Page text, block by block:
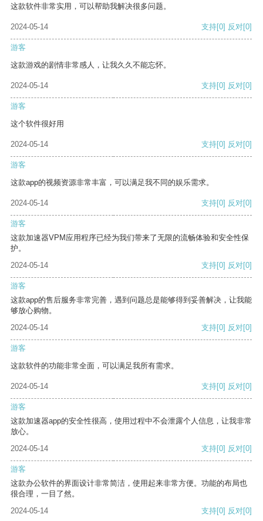
这款软件非常实用，可以帮助我解决很多问题。
2024-05-14 支持[0] 反对[0]
游客
这款游戏的剧情非常感人，让我久久不能忘怀。
2024-05-14 支持[0] 反对[0]
游客
这个软件很好用
2024-05-14 支持[0] 反对[0]
游客
这款app的视频资源非常丰富，可以满足我不同的娱乐需求。
2024-05-14 支持[0] 反对[0]
游客
这款加速器VPM应用程序已经为我们带来了无限的流畅体验和安全性保
护。
2024-05-14
支持[0] 反对[0]
游客
这款app的售后服务非常完善，遇到问题总是能够得到妥善解决，让我能
够放心购物。
2024-05-14
支持[0] 反对[0]
游客
这款软件的功能非常全面，可以满足我所有需求。
2024-05-14 支持[0] 反对[0]
游客
这款加速器app的安全性很高，使用过程中不会泄露个人信息，让我非常
放心。
2024-05-14
支持[0] 反对[0]
游客
这款办公软件的界面设计非常简洁，使用起来非常方便。功能的布局也
很合理，一目了然。
2024-05-14
支持[0] 反对[0]